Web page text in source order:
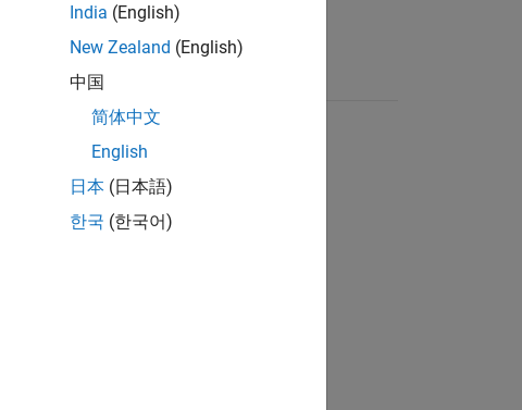
India (English)
New Zealand (English)
中国
简体中文
English
日本 (日本語)
한국 (한국어)